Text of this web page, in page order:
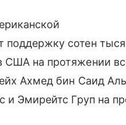
поддержку сотен
США на протяжении
Ахмед бин Саид Аль
и Эмирейтс Груп на